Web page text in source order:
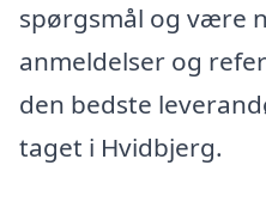
spørgsmål og være
anmeldelser og
den bedste
taget i Hvidbjerg.